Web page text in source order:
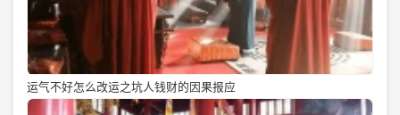
运气不好怎么改运之坑人钱财的因果报应